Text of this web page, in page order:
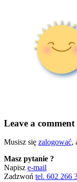
Leave a comment
Musisz się zalogować,
Masz pytanie ?
Napisz e-mail
Zadzwoń tel. 602 266